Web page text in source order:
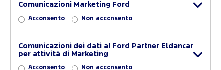
Comunicazioni Marketing Ford
Acconsento Non acconsento
Comunicazioni dei dati al Ford Partner Eldancar
per attività di Marketing
Acconsento Non acconsento